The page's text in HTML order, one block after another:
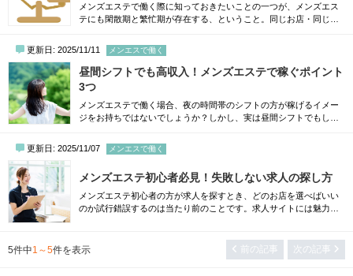
メンズエステで働く際に知っておきたいことの一つが、メンズエス
テにも閑散期と繁忙期が存在する、ということ。同じお店・同じ働
ん。繁忙期をしっかり活かせば収入が伸びますし、閑散期を理解し
て働き方を調整すれば「なんでこんなに暇なんだろう」と不安にな
ることもありません。この記事では、年間を通したメンズエステの
閑散期・繁忙期をわかりやすくまとめました...
更新日: 2025/11/11 メンエスで働く
昼間シフトでも高収入！メンズエステで稼ぐポイント
3つ
メンズエステで働く場合、夜の時間帯のシフトの方が稼げるイメー
ジをお持ちではないでしょうか？しかし、実は昼間シフトでもしっ
ながら昼間の空いた時間でメンズエステで稼ぐ女性も増えてきてい
ます。ただし、昼でも稼げるセラピストになるためには、時間の使
高収入を叶えるメンズエステの働き方の3つ...
更新日: 2025/11/07 メンエスで働く
メンズエステ初心者必見！失敗しない求人の探し方
メンズエステ初心者の方が求人を探すとき、どのお店を選べばいい
のか試行錯誤するのは当たり前のことです。求人サイトには魅力的
ん。そこでこの記事では、初心者でも失敗しないメンズエステ求人
の探し方をわかりやすく解説します。信頼できるお店を見極める方
5件中1～5件を表示 前の記事 次の記事